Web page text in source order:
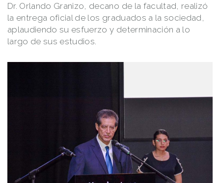
Dr. Orlando Granizo, decano de la facultad, realizó
la entrega oficial de los graduados a la sociedad,
aplaudiendo su esfuerzo y determinación a lo
largo de sus estudios.